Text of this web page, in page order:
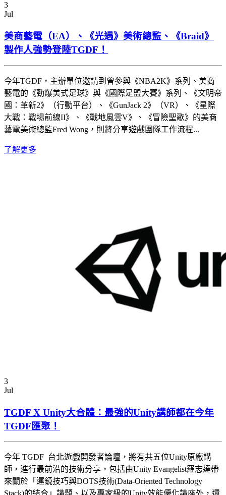
3
Jul
美商藝電（EA）、《光遇》美術總監、《Braid》
製作人強勢登陸TGDF！
今年TGDF，主辦單位邀請到曾參與《NBA2K》系列、美商
藝電的《勁爆美式足球》與《國際足盟大賽》系列、《文明帝
國：革新2》（行動平台）、《GunJack 2》（VR）、《星際
大戰：戰場前線II》、《戰地風雲V》、《冒險聖歌》的美商
藝電美術總監Fred Wong，則將分享遊戲團隊工作流程...
了解更多
3
Jul
TGDF X Unity大合體：最強的Unity講師都在今年
TGDF匯聚！
今年 TGDF 台北遊戲開發者論壇，將有共五位Unity原廠講
師，進行最前沿的技術分享，包括由Unity Evangelist羅志達帶
來關於「運鏡技巧與DOTS技術(Data-Oriented Technology